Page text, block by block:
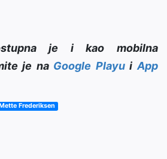
je i kao mobilna
je na Google PlayuiApp
Mette Frederiksen